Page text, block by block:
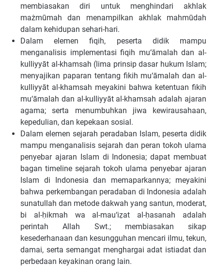
membiasakan diri untuk menghindari akhlak
mażmūmah dan menampilkan akhlak mahmūdah
dalam kehidupan sehari-hari.
Dalam elemen fiqih, peserta didik mampu
menganalisis implementasi fiqih mu‘āmalah dan al-
kulliyyāt al-khamsah (lima prinsip dasar hukum Islam;
menyajikan paparan tentang fikih mu‘āmalah dan al-
kulliyyāt al-khamsah meyakini bahwa ketentuan fikih
mu‘āmalah dan al-kulliyyāt al-khamsah adalah ajaran
agama; serta menumbuhkan jiwa kewirausahaan,
kepedulian, dan kepekaan sosial.
Dalam elemen sejarah peradaban Islam, peserta didik
mampu menganalisis sejarah dan peran tokoh ulama
penyebar ajaran Islam di Indonesia; dapat membuat
bagan timeline sejarah tokoh ulama penyebar ajaran
Islam di Indonesia dan memaparkannya; meyakini
bahwa perkembangan peradaban di Indonesia adalah
sunatullah dan metode dakwah yang santun, moderat,
bi al-ḥikmah wa al-mau‘iẓat al-ḥasanah adalah
perintah Allah Swt.; membiasakan sikap
kesederhanaan dan kesungguhan mencari ilmu, tekun,
damai, serta semangat menghargai adat istiadat dan
perbedaan keyakinan orang lain.